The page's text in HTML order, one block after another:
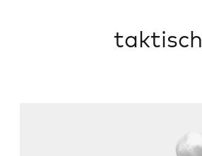
taktisch